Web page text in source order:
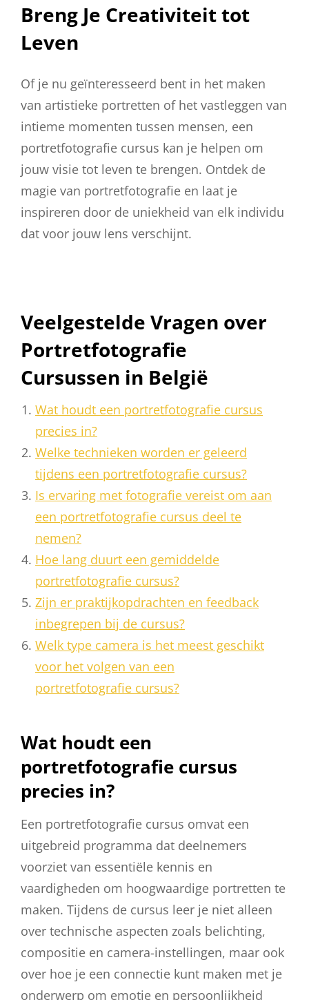
Breng Je Creativiteit tot
Leven
Of je nu geïnteresseerd bent in het maken
van artistieke portretten of het vastleggen van
intieme momenten tussen mensen, een
portretfotografie cursus kan je helpen om
jouw visie tot leven te brengen. Ontdek de
magie van portretfotografie en laat je
inspireren door de uniekheid van elk individu
dat voor jouw lens verschijnt.
Veelgestelde Vragen over
Portretfotografie
Cursussen in België
Wat houdt een portretfotografie cursus
precies in?
Welke technieken worden er geleerd
tijdens een portretfotografie cursus?
Is ervaring met fotografie vereist om aan
een portretfotografie cursus deel te
nemen?
Hoe lang duurt een gemiddelde
portretfotografie cursus?
Zijn er praktijkopdrachten en feedback
inbegrepen bij de cursus?
Welk type camera is het meest geschikt
voor het volgen van een
portretfotografie cursus?
Wat houdt een
portretfotografie cursus
precies in?
Een portretfotografie cursus omvat een
uitgebreid programma dat deelnemers
voorziet van essentiële kennis en
vaardigheden om hoogwaardige portretten te
maken. Tijdens de cursus leer je niet alleen
over technische aspecten zoals belichting,
compositie en camera-instellingen, maar ook
over hoe je een connectie kunt maken met je
onderwerp om emotie en persoonlijkheid